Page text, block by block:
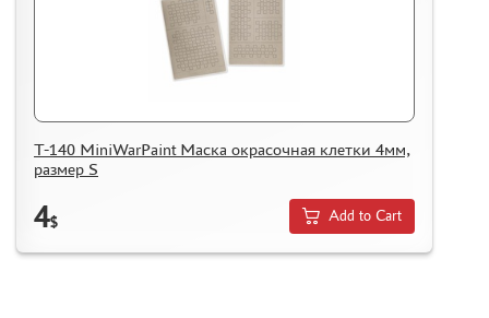
T-140 MiniWarPaint Маска окрасочная клетки 4мм,
размер S
4$ Add to Cart